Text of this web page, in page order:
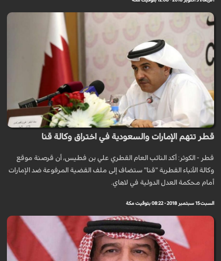
قطر تتهم الإمارات والسعودية في اختراق وكالة قنا
قطر - الكوثر: أكد النائب العام القطري علي بن فطيس، أن قرصنة موقع
وكالة الأنباء القطرية "قنا" ستضاف إلى ملف القضية المرفوعة ضد الإمارات
أمام محكمة العدل الدولية في لاهاي.
السبت 15 سبتمبر 2018 - 08:22 بتوقيت مكة